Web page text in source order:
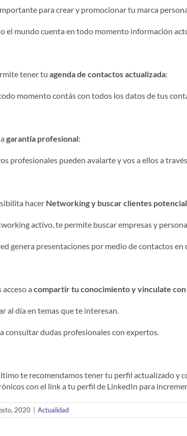
para crear y promocionar tu marca
el mundo cuenta en todo momento información
tener tu agenda de contactos actualizada:
momento contás con todos los datos de tus
garantía profesional:
profesionales pueden avalarte y vos a ellos a
hacer Networking y buscar clientes
activo, te permite buscar empresas y
genera presentaciones por medio de contactos en
acceso a compartir tu conocimiento y vinculate
al día en temas que te interesan.
consultar dudas profesionales con expertos.
te recomendamos tener tu perfil actualizado y
con el link a tu perfil de LinkedIn para
2020 Actualidad